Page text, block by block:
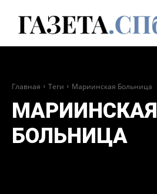
Главная Теги Мариинская Больница
МАРИИНСКАЯ
БОЛЬНИЦА